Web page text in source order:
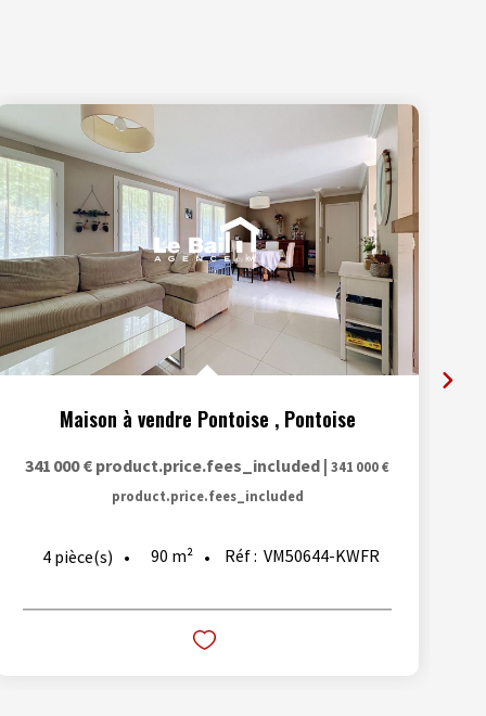
Maison à vendre Pontoise , Pontoise
341 000 € product.price.fees_included | 341 000 €
product.price.fees_included
4 pièce(s) 90 m² Réf : VM50644-KWFR